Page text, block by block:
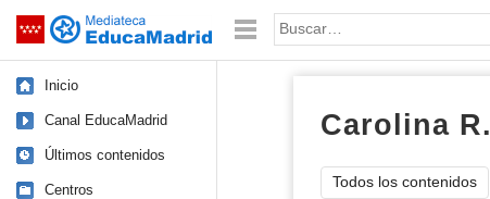
Saltar navegación Palabra o frase:
Inicio
Canal EducaMadrid
Últimos contenidos
Centros
Carolina R.
Todos los contenidos